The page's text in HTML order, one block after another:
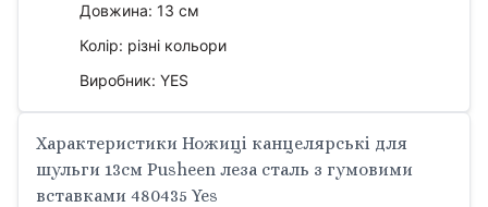
Довжина: 13 см
Колір: різні кольори
Виробник: YES
Характеристики Ножиці канцелярські для
шульги 13см Pusheen леза сталь з гумовими
вставками 480435 Yes